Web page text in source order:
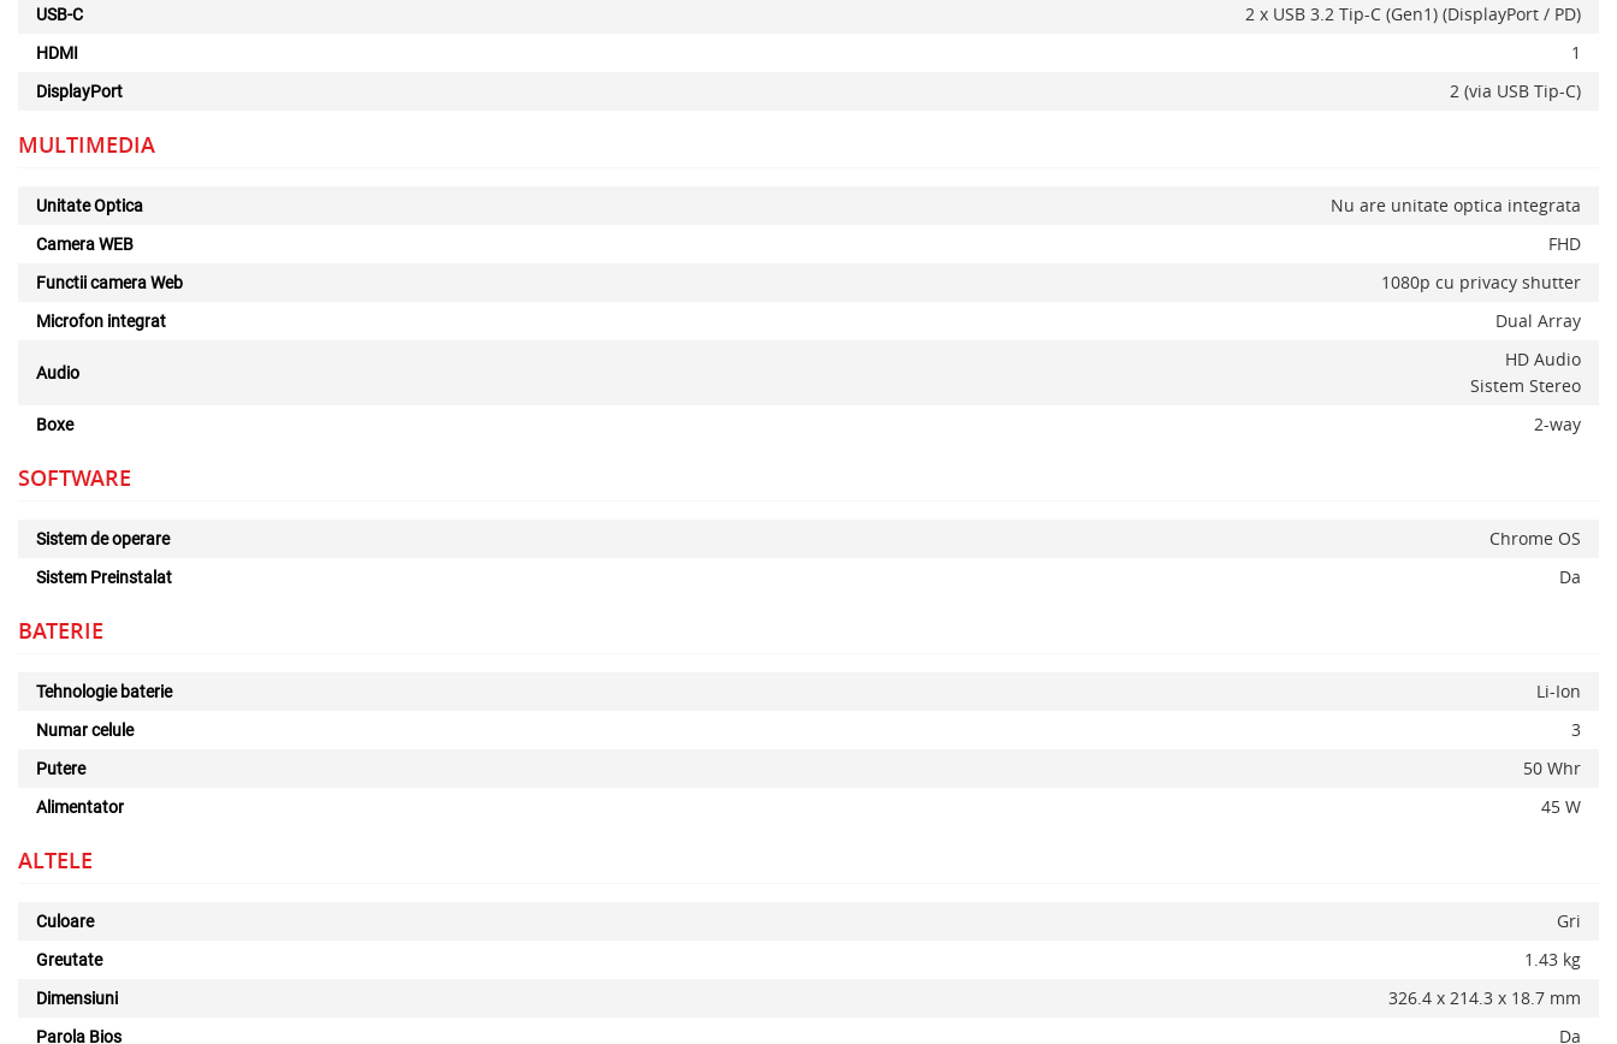
USB-C 2 x USB 3.2 Tip-C (Gen1) (DisplayPort / PD)
HDMI 1
DisplayPort 2 (via USB Tip-C)
MULTIMEDIA
Unitate Optica Nu are unitate optica integrata
Camera WEB FHD
Functii camera Web 1080p cu privacy shutter
Microfon integrat Dual Array
Audio
HD Audio
Sistem Stereo
Boxe 2-way
SOFTWARE
Sistem de operare Chrome OS
Sistem Preinstalat Da
BATERIE
Tehnologie baterie Li-Ion
Numar celule 3
Putere 50 Whr
Alimentator 45 W
ALTELE
Culoare Gri
Greutate 1.43 kg
Dimensiuni 326.4 x 214.3 x 18.7 mm
Parola Bios Da